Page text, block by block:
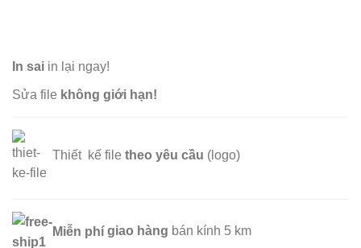
In sai in lại ngay!
Sửa file không giới hạn!
Thiết kế file theo yêu cầu (logo)
Miễn phí giao hàng bán kính 5 km